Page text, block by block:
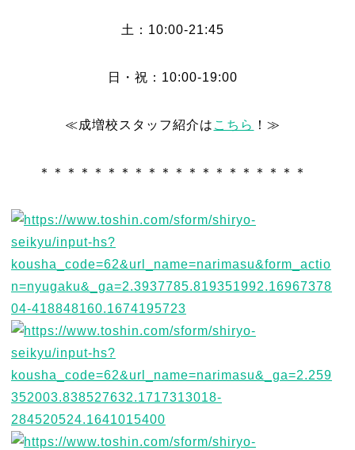
土：10:00-21:45
日・祝：10:00-19:00
≪成増校スタッフ紹介は こちら ！≫
＊＊＊＊＊＊＊＊＊＊＊＊＊＊＊＊＊＊＊＊